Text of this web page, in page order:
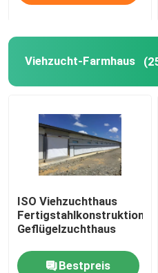
Viehzucht-Farmhaus
ISO Viehzuchthaus
Fertigstahlkonstruktion
Geflügelzuchthaus
Bestpreis